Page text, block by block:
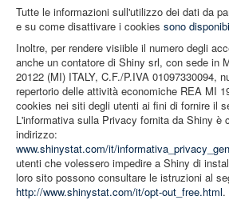
Tutte le informazioni sull'utilizzo dei dati da
e su come disattivare i cookies sono
Inoltre, per rendere visiible il numero degli
anche un contatore di Shiny srl, con sede in
20122 (MI) ITALY, C.F./P.IVA 01097330094,
repertorio delle attività economiche REA MI
cookies nei siti degli utenti ai fini di fornire il
L'informativa sulla Privacy fornita da Shiny è
indirizzo:
www.shinystat.com/it/
utenti che volessero impedire a Shiny di
loro sito possono consultare le istruzioni al
http://www.shinystat.com/it/opt-out_free.html.